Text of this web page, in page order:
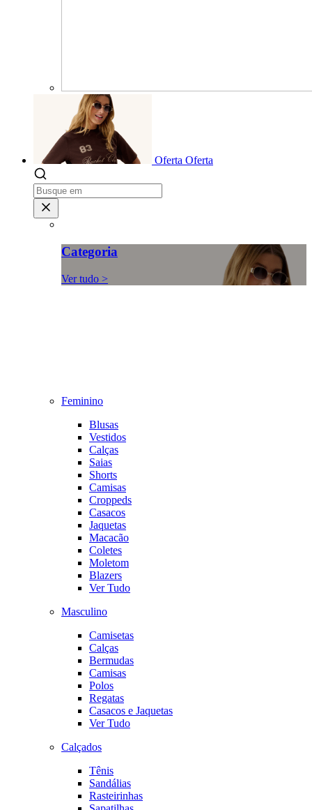
Oferta Oferta
Categoria
Ver tudo >
Feminino
Blusas
Vestidos
Calças
Saias
Shorts
Camisas
Croppeds
Casacos
Jaquetas
Macacão
Coletes
Moletom
Blazers
Ver Tudo
Masculino
Camisetas
Calças
Bermudas
Camisas
Polos
Regatas
Casacos e Jaquetas
Ver Tudo
Calçados
Tênis
Sandálias
Rasteirinhas